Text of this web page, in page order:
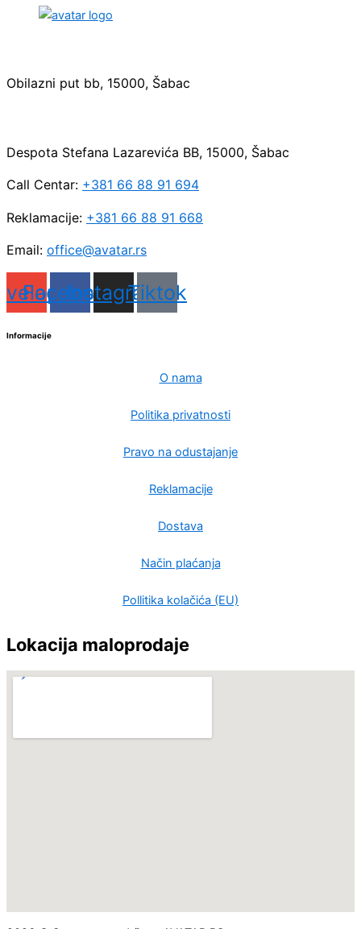
Obilazni put bb, 15000, Šabac
Despota Stefana Lazarevića BB, 15000, Šabac
Call Centar: +381 66 88 91 694
Reklamacije: +381 66 88 91 668
Email: office@avatar.rs
Facebook
Instagram
Tiktok
Informacije
O nama
Politika privatnosti
Pravo na odustajanje
Reklamacije
Dostava
Način plaćanja
Pollitika kolačića (EU)
Lokacija maloprodaje